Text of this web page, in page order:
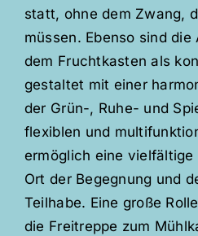
statt, ohne dem Zwang,
müssen. Ebenso sind
dem Fruchtkasten als
gestaltet mit einer
der Grün-, Ruhe- und
flexiblen und
ermöglich eine vielfältige
Ort der Begegnung und
Teilhabe. Eine große
die Freitreppe zum